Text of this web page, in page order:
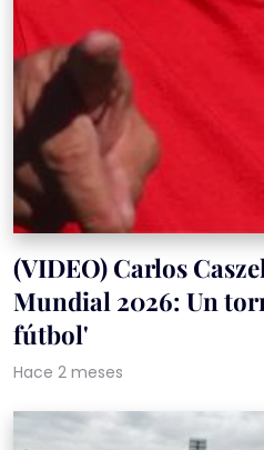
(VIDEO) Carlos
Mundial 2026: Un
fútbol'
Hace 2 meses